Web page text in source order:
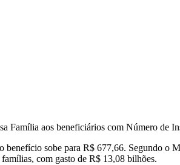
Família aos beneficiários com Número de
sobe para R$ 677,66. Segundo o
com gasto de R$ 13,08 bilhões.